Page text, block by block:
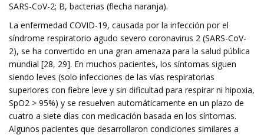
SARS-CoV-2; B, bacterias (flecha naranja).
La enfermedad COVID-19, causada por la infección por el
síndrome respiratorio agudo severo coronavirus 2 (SARS-CoV-
2), se ha convertido en una gran amenaza para la salud pública
mundial [28, 29]. En muchos pacientes, los síntomas siguen
siendo leves (solo infecciones de las vías respiratorias
superiores con fiebre leve y sin dificultad para respirar ni hipoxia,
SpO2 > 95%) y se resuelven automáticamente en un plazo de
cuatro a siete días con medicación basada en los síntomas.
Algunos pacientes que desarrollaron condiciones similares a